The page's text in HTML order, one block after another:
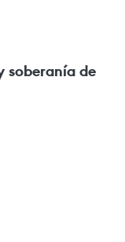
soberanía de